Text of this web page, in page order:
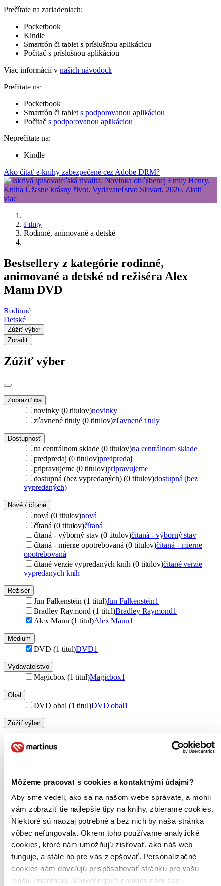
Môžeme pracovať s cookies a kontaktnými údajmi?
Aby sme vedeli, ako sa na našom webe správate, a mohli
vám zobraziť tie najlepšie tipy na knihy, zbierame cookies.
Niektoré sú naozaj potrebné a bez nich by naša stránka
vôbec nefungovala. Okrem toho používame analytické
cookies, ktoré nám umožňujú zisťovať, ako náš web
funguje, a stále ho pre vás zlepšovať. Personalizačné
cookies nám dovoľujú prispôsobovať stránku pre vašu
lepšiu orientáciu. Marketingové cookies nám zas
Prečítate na zariadeniach:
Pocketbook
Kindle
Smartfón či tablet s príslušnou aplikáciou
Počítač s príslušnou aplikáciou
Viac informácií v našich návodoch
Prečítate na:
Pocketbook
Smartfón či tablet s podporovanou aplikáciou
Počítač s podporovanou aplikáciou
Neprečítate na:
Kindle
Ako čítať e-knihy zabezpečené cez Adobe DRM?
Filmy
Rodinné, animované a detské
Bestsellery z kategórie rodinné,
animované a detské od režiséra Alex
Mann DVD
Rodinné
Detské
Zúžiť výber
Zoradiť
Zúžiť výber
Zobraziť iba
novinky (0 titulov)novinky
zľavnené tituly (0 titulov)zľavnené tituly
Dostupnosť
na centrálnom sklade (0 titulov)na centrálnom sklade
predpredaj (0 titulov)predpredaj
pripravujeme (0 titulov)pripravujeme
dostupná (bez vypredaných) (0 titulov)dostupná (bez
vypredaných)
Nové / čítané
nová (0 titulov)nová
čítaná (0 titulov)čítaná
čítaná - výborný stav (0 titulov)čítaná - výborný stav
čítaná - mierne opotrebovaná (0 titulov)čítaná - mierne
opotrebovaná
čítané verzie vypredaných kníh (0 titulov)čítané verzie
vypredaných kníh
Režisér
Jun Falkenstein (1 titul)Jun Falkenstein1
Bradley Raymond (1 titul)Bradley Raymond1
Alex Mann (1 titul)Alex Mann1
Médium
DVD (1 titul)DVD1
Vydavateľstvo
Magicbox (1 titul)Magicbox1
Obal
DVD obal (1 titul)DVD obal1
Zúžiť výber
Zoradiť
Top hodnotené
Novinky
Najdrahšie
Najlacnejšie
Najvyššia zľava
Použité filtre
Zrušiť filtre
DVDRežisér Alex Mann